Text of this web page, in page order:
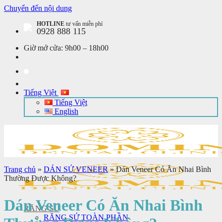
Chuyển đến nội dung
HOTLINE tư vấn miễn phí
0928 888 115
Giờ mở cửa: 9h00 – 18h00
Tiếng Việt
Tiếng Việt
English
RĂNG SỨ
RĂNG SỨ TOÀN PHẦN
Trang chủ » DÁN SỨ VENEER»Dán Veneer Có Ăn Nhai Bình
Thường Được Không?
Dán Veneer Có Ăn Nhai Bình